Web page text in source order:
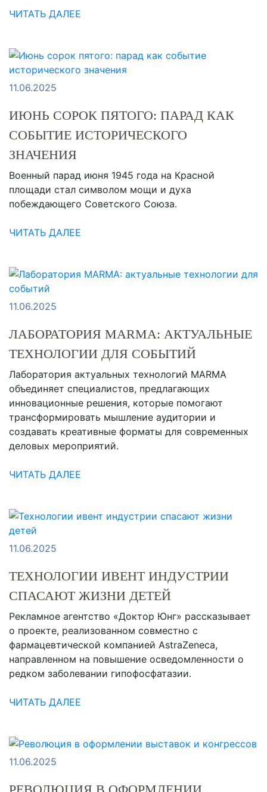
ЧИТАТЬ ДАЛЕЕ
11.06.2025
ИЮНЬ СОРОК ПЯТОГО: ПАРАД КАК
СОБЫТИЕ ИСТОРИЧЕСКОГО
ЗНАЧЕНИЯ
Военный парад июня 1945 года на Красной
площади стал символом мощи и духа
побеждающего Советского Союза.
ЧИТАТЬ ДАЛЕЕ
11.06.2025
ЛАБОРАТОРИЯ MARMA: АКТУАЛЬНЫЕ
ТЕХНОЛОГИИ ДЛЯ СОБЫТИЙ
Лаборатория актуальных технологий MARMA
объединяет специалистов, предлагающих
инновационные решения, которые помогают
трансформировать мышление аудитории и
создавать креативные форматы для современных
деловых мероприятий.
ЧИТАТЬ ДАЛЕЕ
11.06.2025
ТЕХНОЛОГИИ ИВЕНТ ИНДУСТРИИ
СПАСАЮТ ЖИЗНИ ДЕТЕЙ
Рекламное агентство «Доктор Юнг» рассказывает
о проекте, реализованном совместно с
фармацевтической компанией AstraZeneca,
направленном на повышение осведомленности о
редком заболевании гипофосфатазии.
ЧИТАТЬ ДАЛЕЕ
11.06.2025